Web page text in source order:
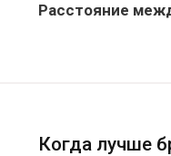
Расстояние
Когда лучше